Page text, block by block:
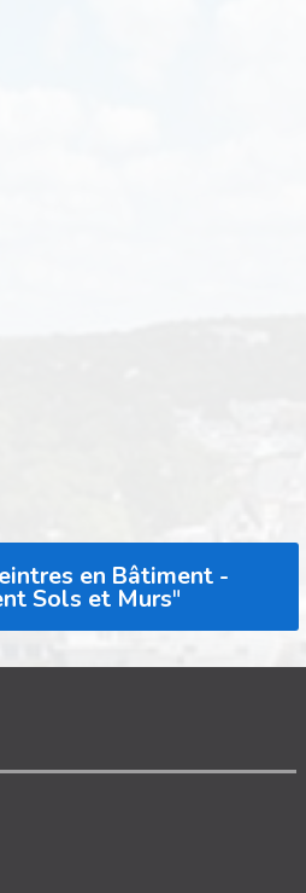
en Bâtiment -
Sols et Murs"